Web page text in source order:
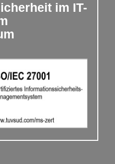
im IT-